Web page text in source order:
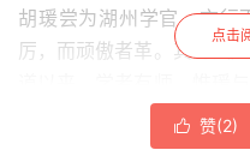
胡瑗尝为湖州学官，言行
厉，而顽傲者革。其为法
太学于京师，有司请下湖
点击
 赞(2)